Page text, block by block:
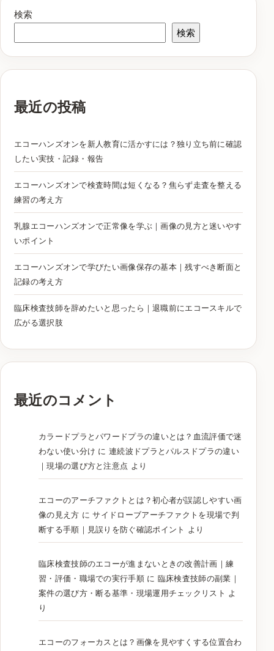
検索
検索
最近の投稿
エコーハンズオンを新人教育に活かすには？独り立ち前に確認
したい実技・記録・報告
エコーハンズオンで検査時間は短くなる？焦らず走査を整える
練習の考え方
乳腺エコーハンズオンで正常像を学ぶ｜画像の見方と迷いやす
いポイント
エコーハンズオンで学びたい画像保存の基本｜残すべき断面と
記録の考え方
臨床検査技師を辞めたいと思ったら｜退職前にエコースキルで
広がる選択肢
最近のコメント
カラードプラとパワードプラの違いとは？血流評価で迷
わない使い分け に連続波ドプラとパルスドプラの違い
｜現場の選び方と注意点 より
エコーのアーチファクトとは？初心者が誤認しやすい画
像の見え方 にサイドローブアーチファクトを現場で判
断する手順｜見誤りを防ぐ確認ポイント より
臨床検査技師のエコーが進まないときの改善計画｜練
習・評価・職場での実行手順に 臨床検査技師の副業｜
案件の選び方・断る基準・現場運用チェックリスト よ
り
エコーのフォーカスとは？画像を見やすくする位置合わ